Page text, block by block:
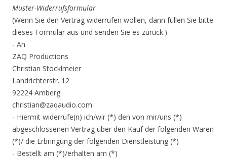
Muster-Widerrufsformular
(Wenn Sie den Vertrag widerrufen wollen, dann füllen Sie bitte
dieses Formular aus und senden Sie es zurück.)
- An
ZAQ Productions
Christian Stöcklmeier
Landrichterstr. 12
92224 Amberg
christian@zaqaudio.com :
- Hiermit widerrufe(n) ich/wir (*) den von mir/uns (*)
abgeschlossenen Vertrag über den Kauf der folgenden Waren
(*)/ die Erbringung der folgenden Dienstleistung (*)
- Bestellt am (*)/erhalten am (*)